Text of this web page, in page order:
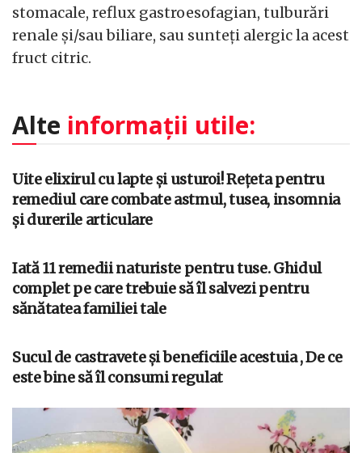
stomacale, reflux gastroesofagian, tulburări
renale și/sau biliare, sau sunteți alergic la acest
fruct citric.
Alte informații utile:
Uite elixirul cu lapte și usturoi! Rețeta pentru
remediul care combate astmul, tusea, insomnia
și durerile articulare
Iată 11 remedii naturiste pentru tuse. Ghidul
complet pe care trebuie să îl salvezi pentru
sănătatea familiei tale
Sucul de castravete și beneficiile acestuia , De ce
este bine să îl consumi regulat